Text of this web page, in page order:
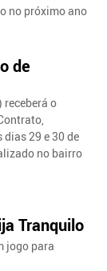
no próximo ano
de
receberá o
29 e 30 de
no bairro
Tranquilo
jogo para